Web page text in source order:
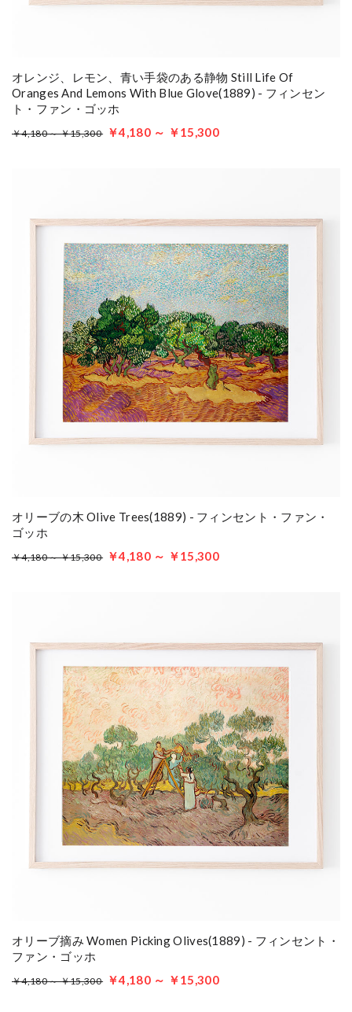
オレンジ、レモン、青い手袋のある静物 Still Life Of
Oranges And Lemons With Blue Glove(1889) - フィンセン
ト・ファン・ゴッホ
￥4,180 ～ ￥15,300 ￥4,180 ～ ￥15,300
オリーブの木 Olive Trees(1889) - フィンセント・ファン・
ゴッホ
￥4,180 ～ ￥15,300 ￥4,180 ～ ￥15,300
オリーブ摘み Women Picking Olives(1889) - フィンセント・
ファン・ゴッホ
￥4,180 ～ ￥15,300 ￥4,180 ～ ￥15,300